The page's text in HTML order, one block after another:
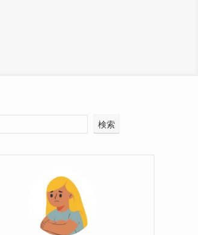
検索